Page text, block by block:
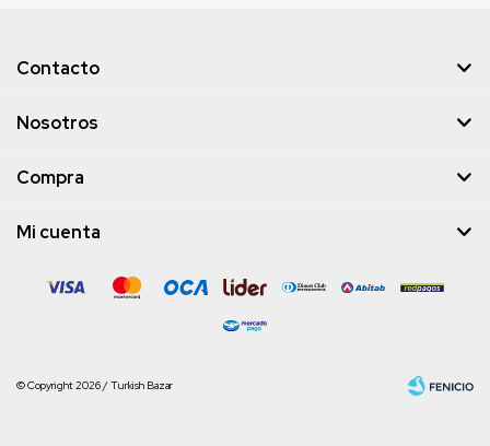
Contacto
Nosotros
Compra
Mi cuenta
© Copyright 2026 / Turkish Bazar